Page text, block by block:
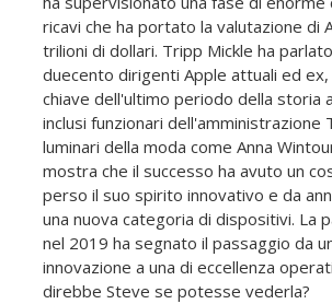
ricavi che ha portato la valutazione di
trilioni di dollari. Tripp Mickle ha
duecento dirigenti Apple attuali ed
chiave dell'ultimo periodo della storia
inclusi funzionari dell'amministrazione
luminari della moda come Anna
mostra che il successo ha avuto un
perso il suo spirito innovativo e da
una nuova categoria di dispositivi. La
nel 2019 ha segnato il passaggio da
innovazione a una di eccellenza
direbbe Steve se potesse vederla?